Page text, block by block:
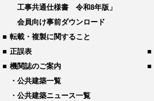
工事共通仕様書 令和8年版」
会員向け事前ダウンロード
転載・複製に関すること
正誤表
機関誌のご案内
公共建築一覧
公共建築ニュース一覧